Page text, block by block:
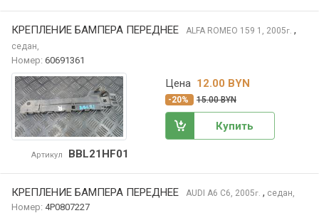
КРЕПЛЕНИЕ БАМПЕРА ПЕРЕДНЕЕ ALFA ROMEO 159 1, 2005г. ,
седан,
Номер: 60691361
Артикул BBL21HF01
Цена 12.00 BYN
-20% 15.00 BYN
Купить
КРЕПЛЕНИЕ БАМПЕРА ПЕРЕДНЕЕ AUDI A6 C6, 2005г. , седан,
Номер: 4P0807227